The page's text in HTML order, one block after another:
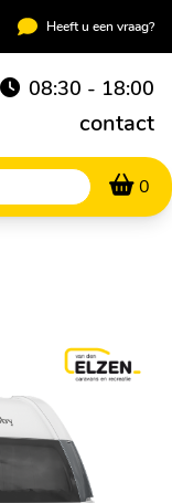
Heeft u een vraag?
08:30 - 18:00
contact
0